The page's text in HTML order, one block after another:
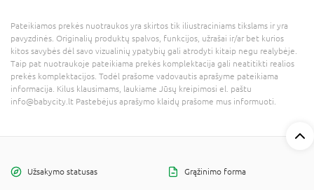
Pateikiamos prekės nuotraukos yra skirtos tik iliustraciniams tikslams ir yra
pavyzdinės. Originalių produktų spalvos, funkcijos, užrašai ir/ar bet kurios
kitos savybės dėl savo vizualinių ypatybių gali atrodyti kitaip negu realybėje.
Taip pat nuotraukoje pateikiama prekės komplektacija gali neatitikti realios
prekės komplektacijos. Todėl prašome vadovautis aprašyme pateikiama
informacija. Kilus klausimams, laukiame Jūsų kreipimosi el. paštu
info@babycity.lt Pastebėjus aprašymo klaidų prašome mus informuoti.
Užsakymo statusas Grąžinimo forma